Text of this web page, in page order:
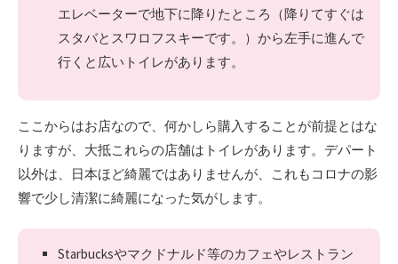
エレベーターで地下に降りたところ（降りてすぐは
スタバとスワロフスキーです。）から左手に進んで
行くと広いトイレがあります。
ここからはお店なので、何かしら購入することが前提とはな
りますが、大抵これらの店舗はトイレがあります。デパート
以外は、日本ほど綺麗ではありませんが、これもコロナの影
響で少し清潔に綺麗になった気がします。
Starbucksやマクドナルド等のカフェやレストラン